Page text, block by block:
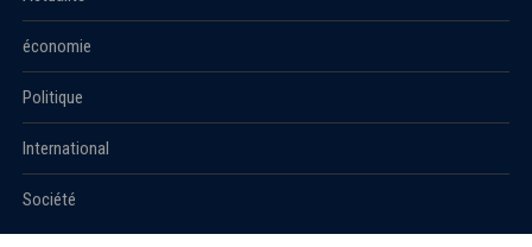
économie
Politique
International
Société